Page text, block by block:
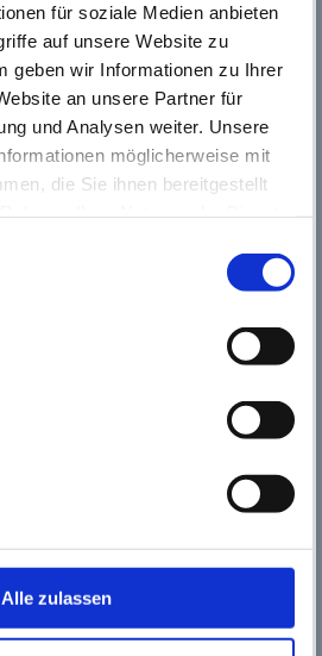
für soziale Medien anbieten
auf unsere Website zu
geben wir Informationen zu Ihrer
an unsere Partner für
und Analysen weiter. Unsere
möglicherweise mit
die Sie ihnen bereitgestellt
Alle zulassen
Entwicklung und Beratung,
größtmöglicher Sorgfalt erstellt.
übernimmt dennoch keine
Vollständigkeit und Aktualität der
auf eigene Gefahr. Allein durch die
keinerlei Vertragsverhältnis
unterliegen der Haftung
Bei Verknüpfung der
Gestaltung der verlinkten Seiten
Die permanente
Links ist für den Anbieter ohne
werden die
unverzüglich gelöscht.